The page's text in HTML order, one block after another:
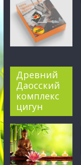
Древний
Даосский
комплекс
цигун